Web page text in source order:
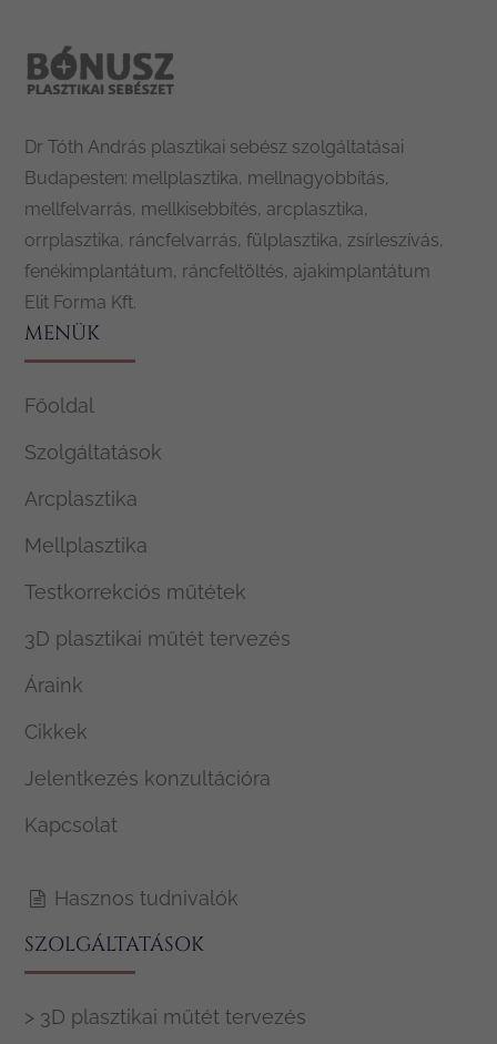
Dr Tóth András plasztikai sebész szolgáltatásai
Budapesten: mellplasztika, mellnagyobbítás,
mellfelvarrás, mellkisebbítés, arcplasztika,
orrplasztika, ráncfelvarrás, fülplasztika, zsírleszívás,
fenékimplantátum, ráncfeltöltés, ajakimplantátum
Elit Forma Kft.
MENÜK
Főoldal
Szolgáltatások
Arcplasztika
Mellplasztika
Testkorrekciós műtétek
3D plasztikai műtét tervezés
Áraink
Cikkek
Jelentkezés konzultációra
Kapcsolat
Hasznos tudnivalók
SZOLGÁLTATÁSOK
> 3D plasztikai műtét tervezés